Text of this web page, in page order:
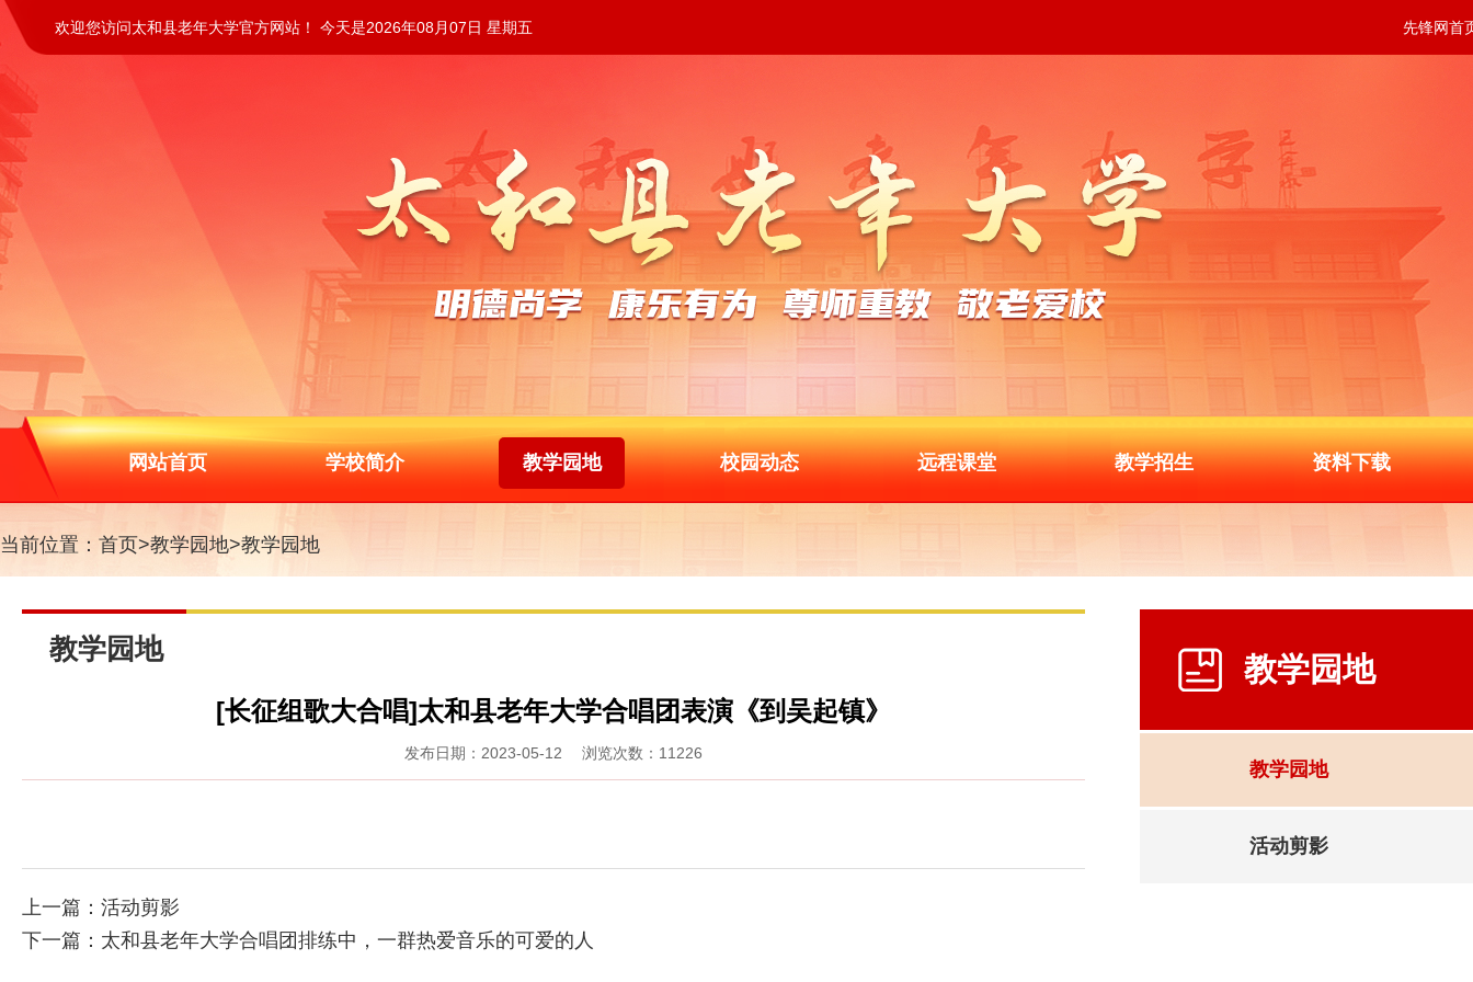
欢迎您访问太和县老年大学官方网站！ 今天是2026年08月07日 星期五 先锋网首
网站首页 学校简介 教学园地 校园动态 远程课堂 教学招生 资料下载
当前位置： 首页>教学园地>教学园地
教学园地
教学园地
活动剪影
教学园地
[长征组歌大合唱]太和县老年大学合唱团表演《到吴起镇》
发布日期：2023-05-12 浏览次数：11226
上一篇： 活动剪影
下一篇： 太和县老年大学合唱团排练中，一群热爱音乐的可爱的人